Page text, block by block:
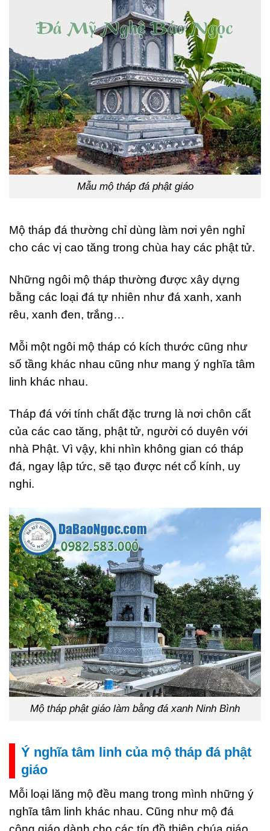
Mẫu mộ tháp đá phật giáo
Mộ tháp đá thường chỉ dùng làm nơi yên nghỉ
cho các vị cao tăng trong chùa hay các phật tử.
Những ngôi mộ tháp thường được xây dựng
bằng các loại đá tự nhiên như đá xanh, xanh
rêu, xanh đen, trắng…
Mỗi một ngôi mộ tháp có kích thước cũng như
số tầng khác nhau cũng như mang ý nghĩa tâm
linh khác nhau.
Tháp đá với tính chất đặc trưng là nơi chôn cất
của các cao tăng, phật tử, người có duyên với
nhà Phật. Vì vậy, khi nhìn không gian có tháp
đá, ngay lập tức, sẽ tạo được nét cổ kính, uy
nghi.
Mộ tháp phật giáo làm bằng đá xanh Ninh Bình
Ý nghĩa tâm linh của mộ tháp đá phật
giáo
Mỗi loại lăng mộ đều mang trong mình những ý
nghĩa tâm linh khác nhau. Cũng như mộ đá